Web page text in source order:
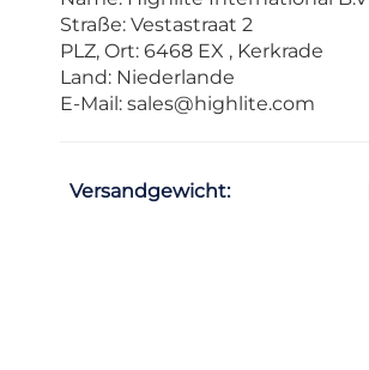
Straße: Vestastraat 2
PLZ, Ort: 6468 EX , Kerkrade
Land: Niederlande
E-Mail: sales@highlite.com
Versandgewicht: